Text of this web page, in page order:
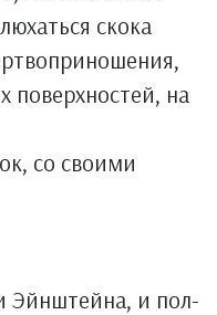
скока
поверхностей, на
со своими
Эйнштейна, и пол-